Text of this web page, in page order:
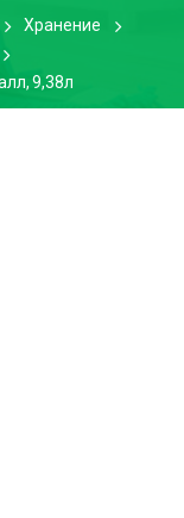
Хранение
9,38л